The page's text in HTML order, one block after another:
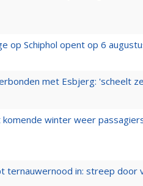
op Schiphol opent op 6
met Esbjerg: 'scheelt
komende winter weer
ternauwernood in: streep door